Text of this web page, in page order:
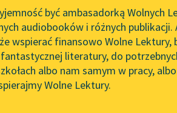
API
OAI-PMH
Widget Wolnych Lektur
być ambasadorką Wolnych
audiobooków i różnych publikacji.
wspierać finansowo Wolne Lektury,
literatury, do
albo nam samym w pracy,
Wolne Lektury.